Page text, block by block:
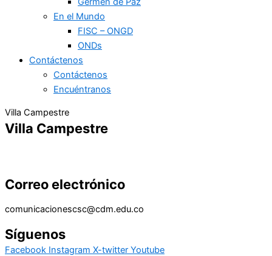
En el Mundo
FISC – ONGD
ONDs
Contáctenos
Contáctenos
Encuéntranos
Villa Campestre
Villa Campestre
Correo electrónico
comunicacionescsc@cdm.edu.co
Síguenos
Facebook Instagram X-twitter Youtube